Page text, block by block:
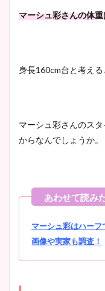
マーシュ彩さんの体重
身長160cm台と考える
マーシュ彩さんのス
からなんでしょうか。
マーシュ彩はハー
画像や実家も調査！